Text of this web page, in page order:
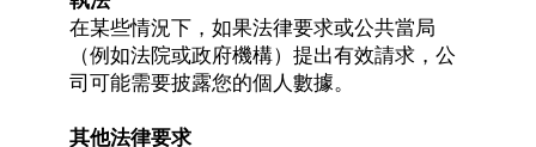
在某些情況下，如果法律要求或公共當局
（例如法院或政府機構）提出有效請求，公
司可能需要披露您的個人數據。
其他法律要求